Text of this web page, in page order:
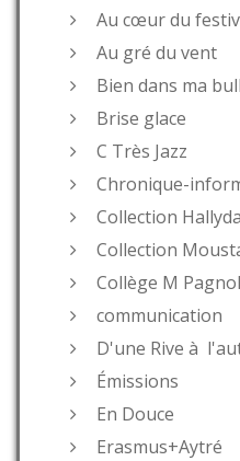
Au cœur du
Au gré du vent
Bien dans ma
Brise glace
C Très Jazz
Chronique-
Collection
Collection
Collège M Pagnol
communication
D'une Rive à
Émissions
En Douce
Erasmus+Aytré